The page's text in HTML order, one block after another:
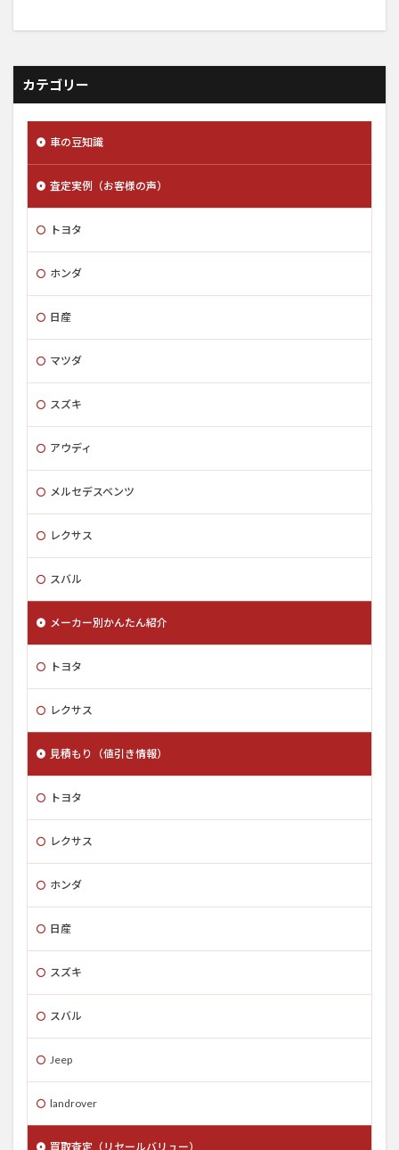
カテゴリー
車の豆知識
査定実例（お客様の声）
トヨタ
ホンダ
日産
マツダ
スズキ
アウディ
メルセデスベンツ
レクサス
スバル
メーカー別かんたん紹介
トヨタ
レクサス
見積もり（値引き情報）
トヨタ
レクサス
ホンダ
日産
スズキ
スバル
Jeep
landrover
買取査定（リセールバリュー）